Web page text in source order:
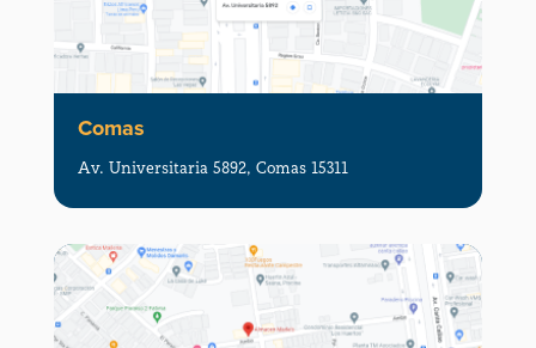
Comas
Av. Universitaria 5892, Comas 15311